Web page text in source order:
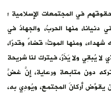
في المجتمعات الإسلامية ؛
منها الحربُ، والجهادُ في
شهداء، ومنها الموتُ: قضاءً وقدرًا،
لا يُبقِي ولا يَذَرُ، فيترك لنا شريحة
تركه دون متابعة ورعاية، إنَّ غضَّ
يقوِّض أركانَ المجتمع، ويُودِي به،